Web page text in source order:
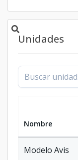
Unidades
Nombre
Modelo Avis